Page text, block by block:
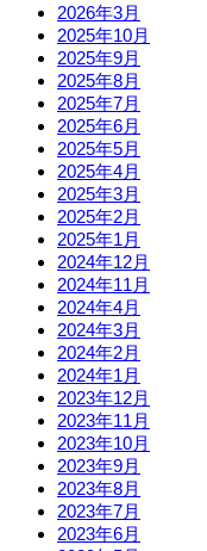
2026年3月
2025年10月
2025年9月
2025年8月
2025年7月
2025年6月
2025年5月
2025年4月
2025年3月
2025年2月
2025年1月
2024年12月
2024年11月
2024年4月
2024年3月
2024年2月
2024年1月
2023年12月
2023年11月
2023年10月
2023年9月
2023年8月
2023年7月
2023年6月